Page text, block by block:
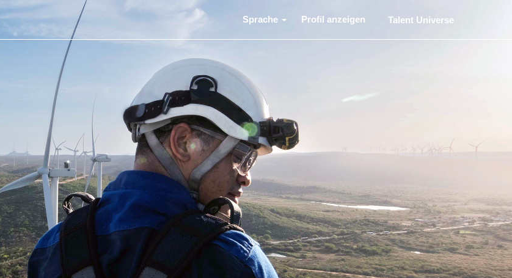
Sprache Profil anzeigen Talent Universe